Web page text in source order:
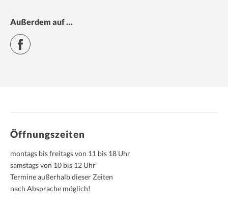
Außerdem auf …
Facebook
Öffnungszeiten
montags bis freitags von 11 bis 18 Uhr
samstags von 10 bis 12 Uhr
Termine außerhalb dieser Zeiten
nach Absprache möglich!